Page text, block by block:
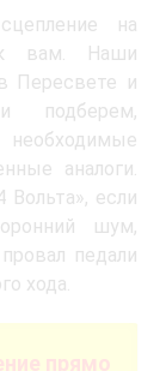
на
вам. Наши
Пересвете и
подберем,
аналоги.
если
шум,
педали
хода.
прямо